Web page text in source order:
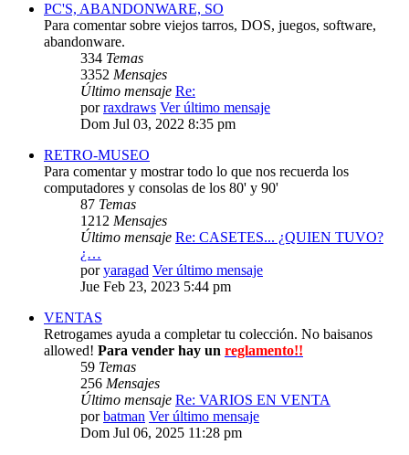
PC'S, ABANDONWARE, SO
Para comentar sobre viejos tarros, DOS, juegos, software,
abandonware.
334 Temas
3352 Mensajes
Último mensaje Re:
porraxdraws Ver último mensaje
Dom Jul 03, 2022 8:35 pm
RETRO-MUSEO
Para comentar y mostrar todo lo que nos recuerda los
computadores y consolas de los 80' y 90'
87 Temas
1212 Mensajes
Último mensaje Re: CASETES... ¿QUIEN TUVO?
¿…
poryaragad Ver último mensaje
Jue Feb 23, 2023 5:44 pm
VENTAS
Retrogames ayuda a completar tu colección. No baisanos
allowed! Para vender hay un reglamento!!
59 Temas
256 Mensajes
Último mensaje Re: VARIOS EN VENTA
porbatman Ver último mensaje
Dom Jul 06, 2025 11:28 pm